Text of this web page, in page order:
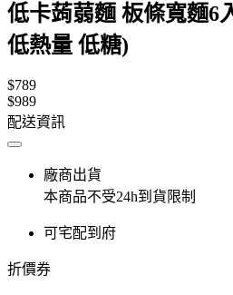
低卡蒟蒻麵 板條寬麵6
低熱量 低糖)
$789
$989
配送資訊
廠商出貨
本商品不受24h到貨限制
可宅配到府
折價券